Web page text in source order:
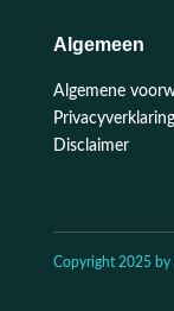
Algemeen
Algemene
Privacyverklaring
Disclaimer
Copyright 2025